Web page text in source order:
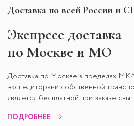
Доставка по всей России и
Экспресс доставка
по Москве и МО
Доставка по Москве в пределах
экспедиторами собственной
является бесплатной при заказе
ПОДРОБНЕЕ